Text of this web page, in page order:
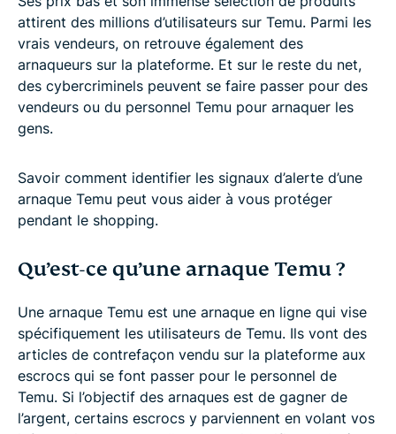
attirent des millions d’utilisateurs sur Temu. Parmi les
vrais vendeurs, on retrouve également des
arnaqueurs sur la plateforme. Et sur le reste du net,
des cybercriminels peuvent se faire passer pour des
vendeurs ou du personnel Temu pour arnaquer les
gens.
Savoir comment identifier les signaux d’alerte d’une
arnaque Temu peut vous aider à vous protéger
pendant le shopping.
Qu’est-ce qu’une arnaque Temu ?
Une arnaque Temu est une arnaque en ligne qui vise
spécifiquement les utilisateurs de Temu. Ils vont des
articles de contrefaçon vendu sur la plateforme aux
escrocs qui se font passer pour le personnel de
Temu. Si l’objectif des arnaques est de gagner de
l’argent, certains escrocs y parviennent en volant vos